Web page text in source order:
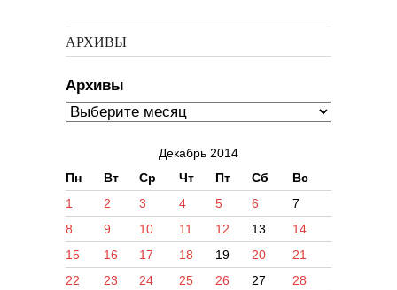
АРХИВЫ
Архивы
Декабрь 2014
Пн
Вт Ср Чт Пт Сб Вс
1 2 3 4 5 6
7
8
9 10 11 12 13
14
15
16 17 18 19 20
21
22
23 24 25 26 27
28